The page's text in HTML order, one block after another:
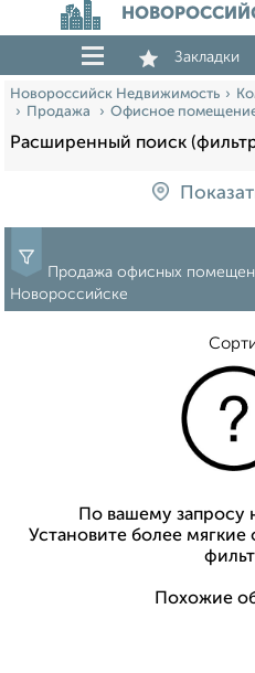
Закладки
Новороссийск Недвижимость
Продажа
Офисное
Расширенный поиск
Продажа офисных
Новороссийске
По вашему запросу
Установите более мягкие
Похожие